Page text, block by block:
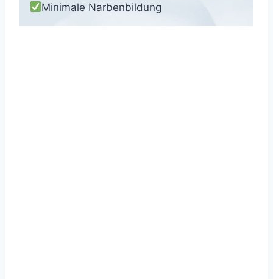
Minimale Narbenbildung